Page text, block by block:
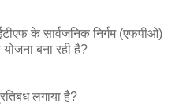
के सार्वजनिक निर्गम (एफपीओ)
बना रही है?
लगाया है?